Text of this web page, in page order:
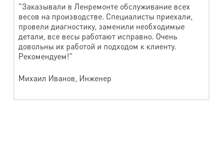
"Заказывали в Ленремонте обслуживание всех
весов на производстве. Специалисты приехали,
провели диагностику, заменили необходимые
детали, все весы работают исправно. Очень
довольны их работой и подходом к клиенту.
Рекомендуем!"
Михаил Иванов, Инженер